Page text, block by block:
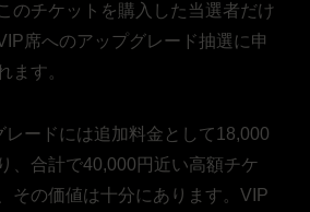
のチケットを購入した当選者だけ
席へのアップグレード抽選に申
ます。
ードには追加料金として18,000
、合計で40,000円近い高額チケ
その価値は十分にあります。VIP